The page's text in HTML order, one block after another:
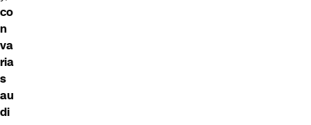
co
n
va
ria
s
au
di